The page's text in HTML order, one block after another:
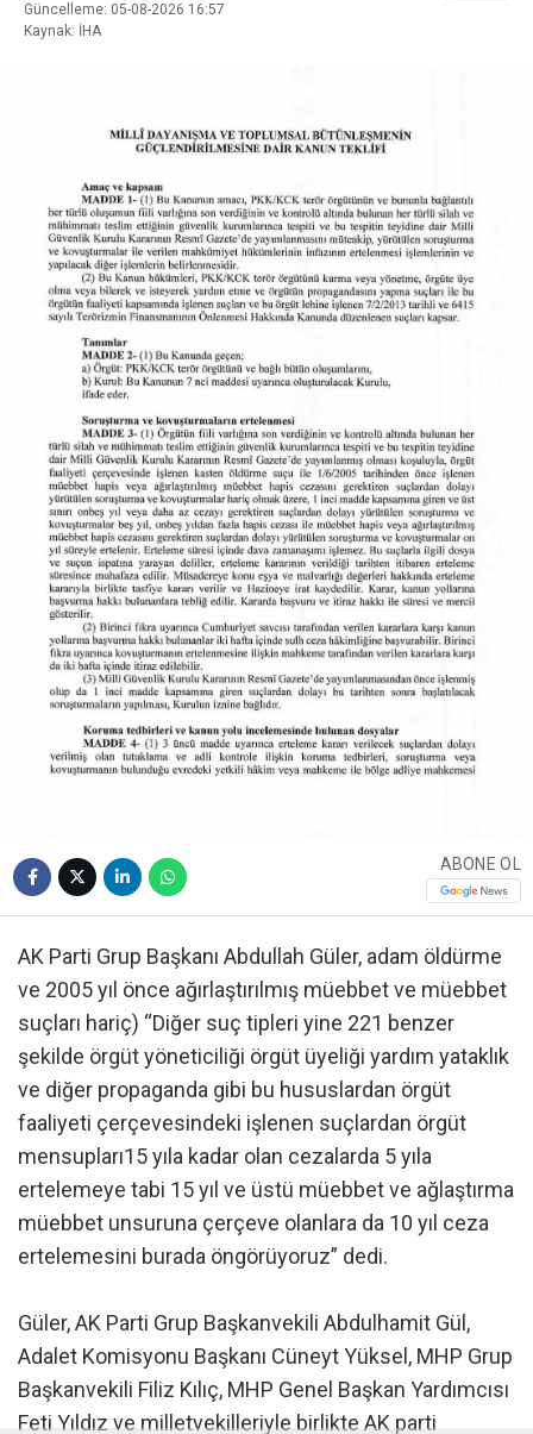
Güncelleme: 05-08-2026 16:57
Kaynak: İHA
ABONE OL
AK Parti Grup Başkanı Abdullah Güler, adam öldürme
ve 2005 yıl önce ağırlaştırılmış müebbet ve müebbet
suçları hariç) “Diğer suç tipleri yine 221 benzer
şekilde örgüt yöneticiliği örgüt üyeliği yardım yataklık
ve diğer propaganda gibi bu hususlardan örgüt
faaliyeti çerçevesindeki işlenen suçlardan örgüt
mensupları15 yıla kadar olan cezalarda 5 yıla
ertelemeye tabi 15 yıl ve üstü müebbet ve ağlaştırma
müebbet unsuruna çerçeve olanlara da 10 yıl ceza
ertelemesini burada öngörüyoruz” dedi.
Güler, AK Parti Grup Başkanvekili Abdulhamit Gül,
Adalet Komisyonu Başkanı Cüneyt Yüksel, MHP Grup
Başkanvekili Filiz Kılıç, MHP Genel Başkan Yardımcısı
Feti Yıldız ve milletvekilleriyle birlikte AK parti